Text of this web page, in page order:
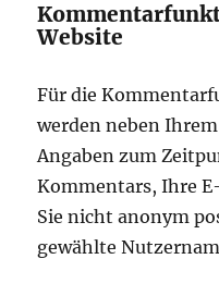
Website
Für die
werden neben
Angaben zum
Kommentars, Ihre
Sie nicht anonym
gewählte